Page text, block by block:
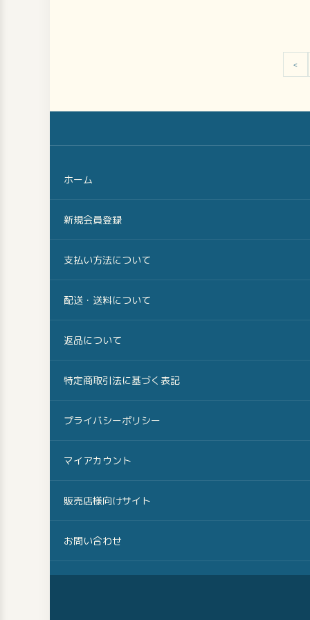
<
ホーム
新規会員登録
支払い方法について
配送・送料について
返品について
特定商取引法に基づく表記
プライバシーポリシー
マイアカウント
販売店様向けサイト
お問い合わせ